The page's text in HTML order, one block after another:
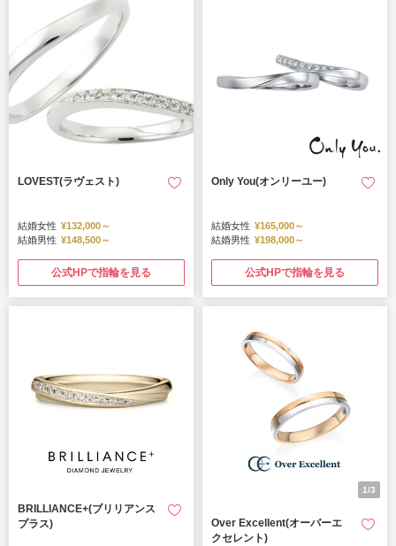
LOVEST(ラヴェスト)
結婚女性 ¥132,000～
結婚男性 ¥148,500～
公式HPで指輪を見る
Only You(オンリーユー)
結婚女性 ¥165,000～
結婚男性 ¥198,000～
公式HPで指輪を見る
BRILLIANCE+(ブリリアンス
プラス)
1/3
Over Excellent(オーバーエ
クセレント)